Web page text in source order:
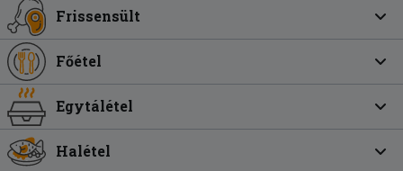
Frissensült
Főétel
Egytálétel
Halétel